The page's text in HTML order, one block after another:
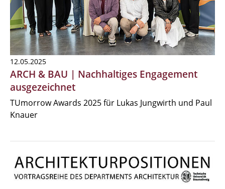
12.05.2025
ARCH & BAU | Nachhaltiges Engagement
ausgezeichnet
TUmorrow Awards 2025 für Lukas Jungwirth und Paul
Knauer